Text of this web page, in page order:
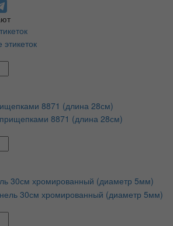
8871 (длина 28см)
30см хромированный (диаметр 5мм)